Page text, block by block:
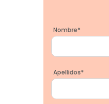
Nombre*
Apellidos*